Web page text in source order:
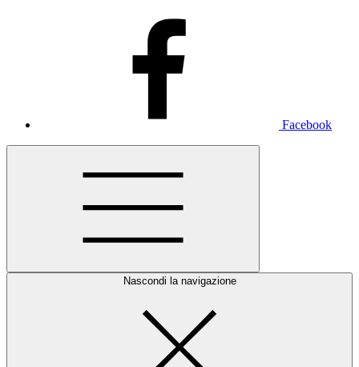
Facebook
Nascondi la navigazione